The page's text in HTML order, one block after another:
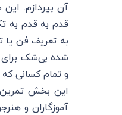
آن بپردازم.
قدم به قدم به
به تعریف فن
شده بی‌شک برای
و تمام کسانی
این بخش
آموزگاران و